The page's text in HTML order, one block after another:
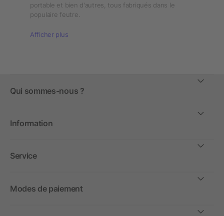
portable et bien d'autres, tous fabriqués dans le
populaire feutre.
Afficher plus
Qui sommes-nous ?
Information
Service
Modes de paiement